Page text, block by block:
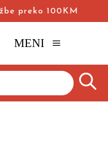
preko 100KM
MENI